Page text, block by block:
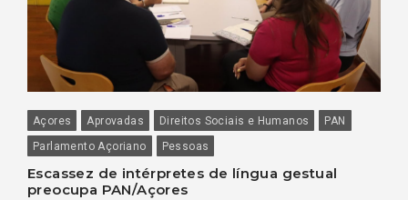
Açores Aprovadas Direitos Sociais e Humanos
PAN
Parlamento Açoriano
Pessoas
Escassez de intérpretes de língua gestual
preocupa PAN/Açores